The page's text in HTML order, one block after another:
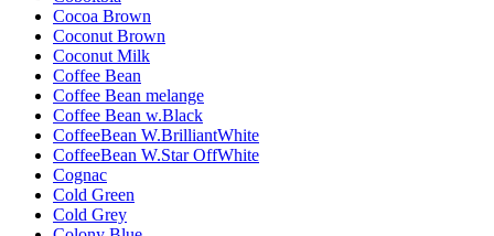
Cocoa Brown
Coconut Brown
Coconut Milk
Coffee Bean
Coffee Bean melange
Coffee Bean w.Black
CoffeeBean W.BrilliantWhite
CoffeeBean W.Star OffWhite
Cognac
Cold Green
Cold Grey